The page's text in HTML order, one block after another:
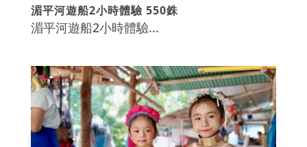
湄平河遊船2小時體驗 550銖
湄平河遊船2小時體驗...